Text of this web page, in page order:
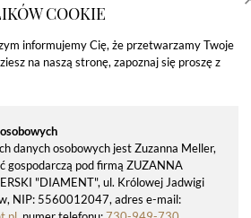
COOKIE
informujemy Cię, że przetwarzamy Twoje
na naszą stronę, zapoznaj się proszę z
danych osobowych jest Zuzanna Meller,
gospodarczą pod firmą ZUZANNA
"DIAMENT", ul. Królowej Jadwigi
NIP: 5560012047, adres e-mail:
PRODUKTY